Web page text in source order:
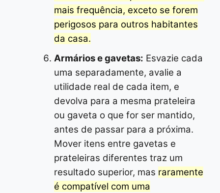
mais frequência, exceto se forem
perigosos para outros habitantes
da casa.
Armários e gavetas: Esvazie cada
uma separadamente, avalie a
utilidade real de cada item, e
devolva para a mesma prateleira
ou gaveta o que for ser mantido,
antes de passar para a próxima.
Mover itens entre gavetas e
prateleiras diferentes traz um
resultado superior, mas raramente
é compatível com uma